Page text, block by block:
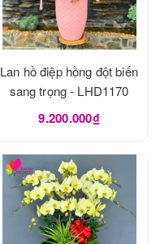
Lan hồ điệp hồng đột biến
sang trọng - LHD1170
9.200.000₫